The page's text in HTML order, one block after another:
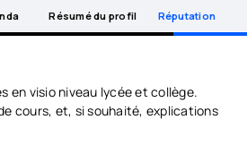
Résumé du profil Réputation
en visio niveau lycée et collège.
cours, et, si souhaité, explications